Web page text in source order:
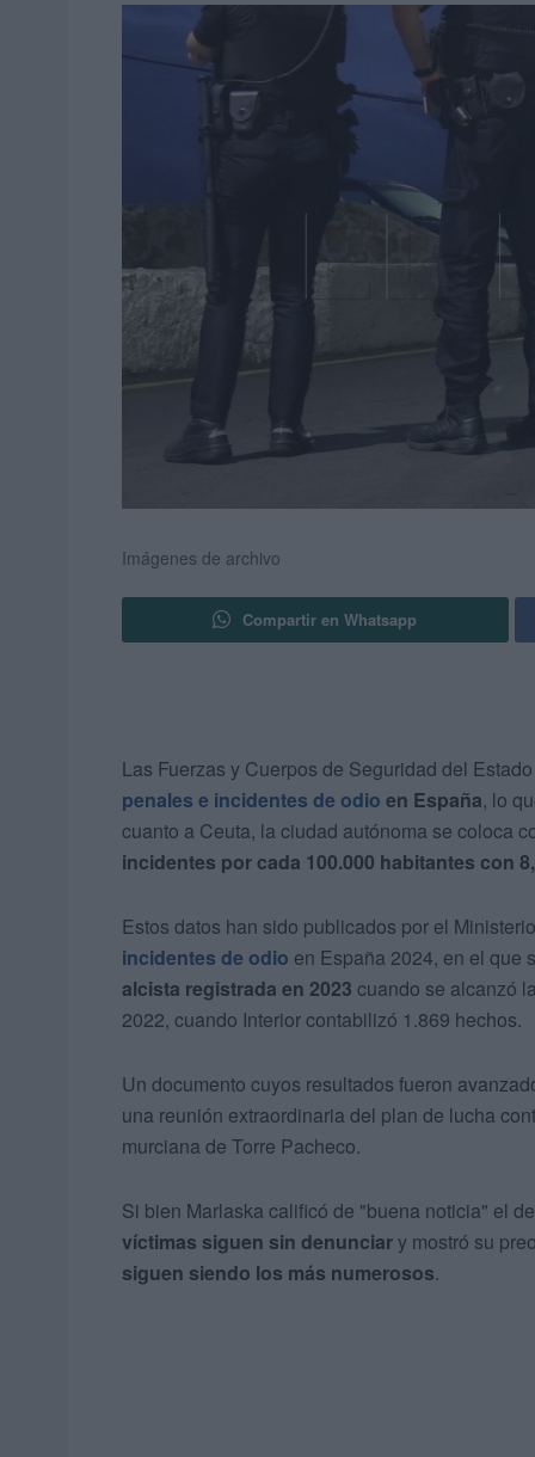
Imágenes de archivo
Compartir en Whatsapp
Las Fuerzas y Cuerpos de Seguridad del
penales e incidentes de odio en España, lo
cuanto a Ceuta, la ciudad autónoma se coloca
incidentes por cada 100.000 habitantes con
Estos datos han sido publicados por el
incidentes de odio en España 2024, en el que
alcista registrada en 2023 cuando se alcanzó
2022, cuando Interior contabilizó 1.869 hechos.
Un documento cuyos resultados fueron
una reunión extraordinaria del plan de lucha
murciana de Torre Pacheco.
Si bien Marlaska calificó de "buena noticia" el
víctimas siguen sin denunciary mostró su
siguen siendo los más numerosos.